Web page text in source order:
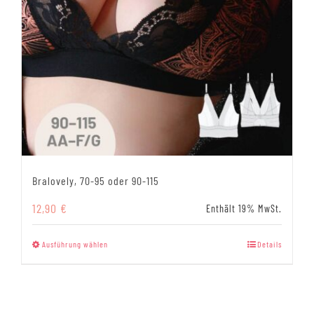
Bralovely, 70-95 oder 90-115
12,90 € Enthält 19% MwSt.
Ausführung wählenDieses
Details